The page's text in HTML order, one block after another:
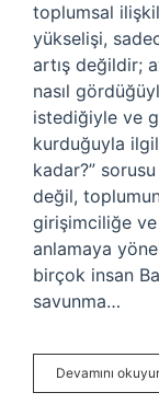
toplumsal
yükselişi,
artış değildir;
nasıl
istediğiyle ve
kurduğuyla
kadar?”
değil,
girişimciliğe
anlamaya
birçok insan
savunma…
Devamını